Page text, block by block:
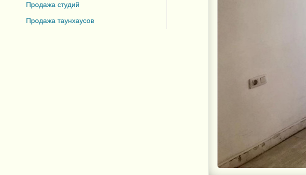
Продажа студий
Продажа таунхаусов